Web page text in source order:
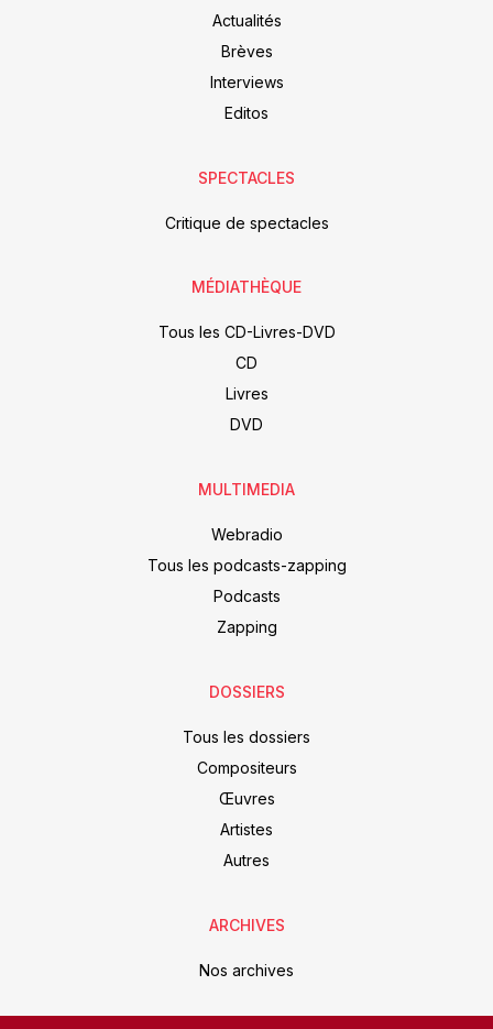
Actualités
Brèves
Interviews
Editos
SPECTACLES
Critique de spectacles
MÉDIATHÈQUE
Tous les CD-Livres-DVD
CD
Livres
DVD
MULTIMEDIA
Webradio
Tous les podcasts-zapping
Podcasts
Zapping
DOSSIERS
Tous les dossiers
Compositeurs
Œuvres
Artistes
Autres
ARCHIVES
Nos archives